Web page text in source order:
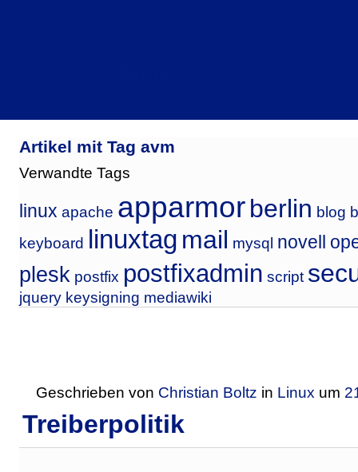
Artikel mit Tag avm
Verwandte Tags
linux apache apparmorberlin blog
keyboard linuxtag mail mysql novell
plesk postfix postfixadmin script
jquery keysigning mediawiki
Geschrieben von Christian Boltz in Linux um
Treiberpolitik